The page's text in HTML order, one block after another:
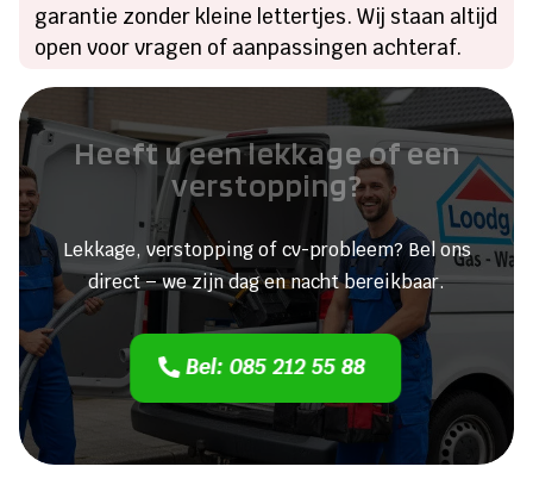
garantie zonder kleine lettertjes. Wij staan altijd
open voor vragen of aanpassingen achteraf.
Heeft u een lekkage of een
verstopping?
Lekkage, verstopping of cv-probleem? Bel ons
direct – we zijn dag en nacht bereikbaar.
Bel: 085 212 55 88